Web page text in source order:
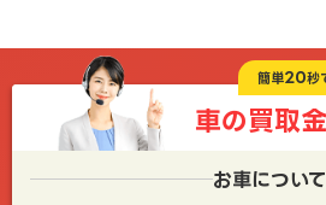
簡単20秒
車の買取
お車について